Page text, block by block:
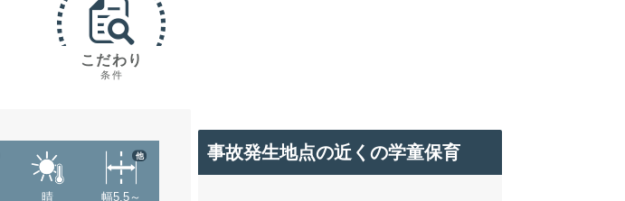
こだわり
条件
晴
幅5.5～
他 事故発生地点の近くの学童保育